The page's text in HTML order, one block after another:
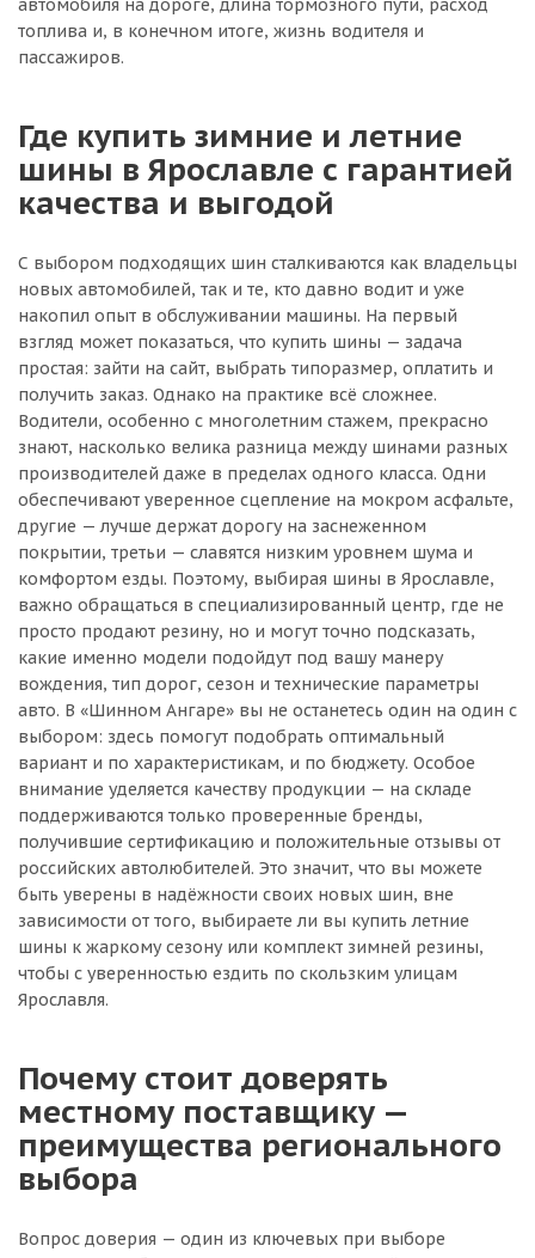
автомобиля на дороге, длина тормозного пути, расход
топлива и, в конечном итоге, жизнь водителя и
пассажиров.
Где купить зимние и летние
шины в Ярославле с гарантией
качества и выгодой
С выбором подходящих шин сталкиваются как владельцы
новых автомобилей, так и те, кто давно водит и уже
накопил опыт в обслуживании машины. На первый
взгляд может показаться, что купить шины — задача
простая: зайти на сайт, выбрать типоразмер, оплатить и
получить заказ. Однако на практике всё сложнее.
Водители, особенно с многолетним стажем, прекрасно
знают, насколько велика разница между шинами разных
производителей даже в пределах одного класса. Одни
обеспечивают уверенное сцепление на мокром асфальте,
другие — лучше держат дорогу на заснеженном
покрытии, третьи — славятся низким уровнем шума и
комфортом езды. Поэтому, выбирая шины в Ярославле,
важно обращаться в специализированный центр, где не
просто продают резину, но и могут точно подсказать,
какие именно модели подойдут под вашу манеру
вождения, тип дорог, сезон и технические параметры
авто. В «Шинном Ангаре» вы не останетесь один на один с
выбором: здесь помогут подобрать оптимальный
вариант и по характеристикам, и по бюджету. Особое
внимание уделяется качеству продукции — на складе
поддерживаются только проверенные бренды,
получившие сертификацию и положительные отзывы от
российских автолюбителей. Это значит, что вы можете
быть уверены в надёжности своих новых шин, вне
зависимости от того, выбираете ли вы купить летние
шины к жаркому сезону или комплект зимней резины,
чтобы с уверенностью ездить по скользким улицам
Ярославля.
Почему стоит доверять
местному поставщику —
преимущества регионального
выбора
Вопрос доверия — один из ключевых при выборе